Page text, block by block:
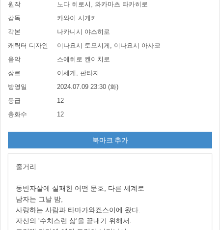
원작
노다 히로시, 와카마츠 타카히로
감독
카와이 시게키
각본
나카니시 야스히로
캐릭터 디자인
이나요시 토모시게, 이나요시 아사코
음악
스에히로 켄이치로
장르
이세계, 판타지
방영일
2024.07.09 23:30 (화)
등급
12
총화수
12
북마크 추가
줄거리
동반자살에 실패한 어떤 문호, 다른 세계로
남자는 그날 밤,
사랑하는 사람과 타마가와죠스이에 왔다.
자신의 '수치스런 삶'을 끝내기 위해서.